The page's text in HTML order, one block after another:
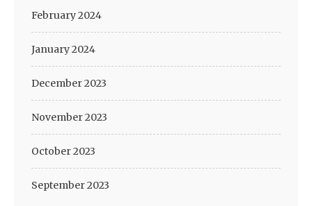
February 2024
January 2024
December 2023
November 2023
October 2023
September 2023